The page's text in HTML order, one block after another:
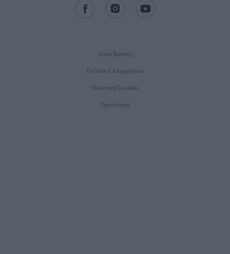
Όροι Xρήσης
Πολιτική Απορρήτου
Πολιτική Cookies
Ταυτότητα